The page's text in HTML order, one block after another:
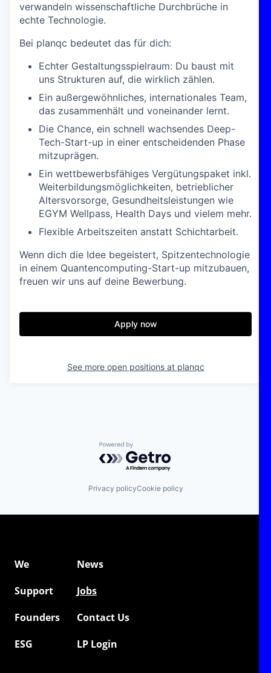
verwandeln wissenschaftliche Durchbrüche in
echte Technologie.
Bei planqc bedeutet das für dich:
Echter Gestaltungsspielraum: Du baust mit
uns Strukturen auf, die wirklich zählen.
Ein außergewöhnliches, internationales Team,
das zusammenhält und voneinander lernt.
Die Chance, ein schnell wachsendes Deep-
Tech-Start-up in einer entscheidenden Phase
mitzuprägen.
Ein wettbewerbsfähiges Vergütungspaket inkl.
Weiterbildungsmöglichkeiten, betrieblicher
Altersvorsorge, Gesundheitsleistungen wie
EGYM Wellpass, Health Days und vielem mehr.
Flexible Arbeitszeiten anstatt Schichtarbeit.
Wenn dich die Idee begeistert, Spitzentechnologie
in einem Quantencomputing-Start-up mitzubauen,
freuen wir uns auf deine Bewerbung.
Apply now
See more open positions at planqc
Powered by Getro.com
Privacy policyCookie policy
We
News
Support
Jobs
Founders
Contact Us
ESG
LP Login